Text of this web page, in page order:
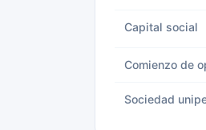
Capital social
Comienzo de
Sociedad